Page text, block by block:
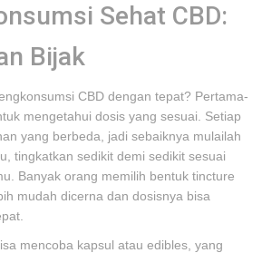
Sehat CBD:
Bijak
CBD dengan tepat? Pertama-
mengetahui dosis yang sesuai. Setiap
yang berbeda, jadi sebaiknya mulailah
tingkatkan sedikit demi sedikit sesuai
Banyak orang memilih bentuk tincture
mudah dicerna dan dosisnya bisa
mencoba kapsul atau edibles, yang